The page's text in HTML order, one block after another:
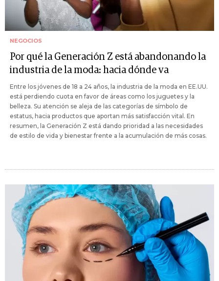
NEGOCIOS
Por qué la Generación Z está abandonando la
industria de la moda: hacia dónde va
Entre los jóvenes de 18 a 24 años, la industria de la moda en EE.UU.
está perdiendo cuota en favor de áreas como los juguetes y la
belleza. Su atención se aleja de las categorías de símbolo de
estatus, hacia productos que aportan más satisfacción vital. En
resumen, la Generación Z está dando prioridad a las necesidades
de estilo de vida y bienestar frente a la acumulación de más cosas.